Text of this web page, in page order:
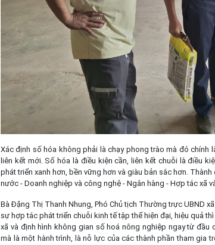
Xác định số hóa không phải là chạy phong trào mà đó
liên kết mới. Số hóa là điều kiện cần, liên kết chuỗi là điều
phát triển xanh hơn, bền vững hơn và giàu bản sắc hơn.
nước - Doanh nghiệp và công nghệ - Ngân hàng - Hợp tác xã
Bà Đặng Thị Thanh Nhung, Phó Chủ tịch Thường trực UBND
sự hợp tác phát triển chuỗi kinh tế tập thể hiện đại, hiệu quả
xã và định hình không gian số hoá nông nghiệp ngay từ
mà là một hành trình, là nỗ lực của các thành phần tham